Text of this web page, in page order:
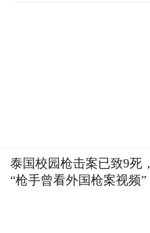
泰国校园枪击案已致9死，
“枪手曾看外国枪案视频”